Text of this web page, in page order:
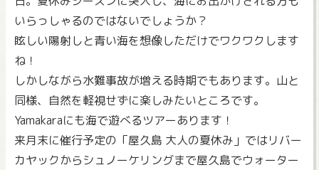
いらっしゃるのではないでしょうか？
眩しい陽射しと青い海を想像しただけでワクワクします
ね！
しかしながら水難事故が増える時期でもあります。山と
同様、自然を軽視せずに楽しみたいところです。
Yamakaraにも海で遊べるツアーあります！
来月末に催行予定の「屋久島 大人の夏休み」ではリバー
カヤックからシュノーケリングまで屋久島でウォーター